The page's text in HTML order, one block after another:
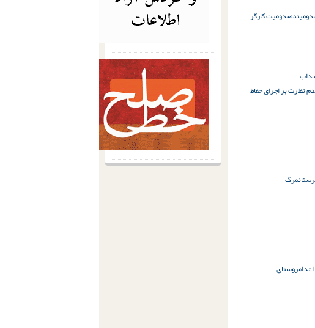
مصدومیت کارگر
نظارت بر اجرای حفاظ
مرگ
روستای